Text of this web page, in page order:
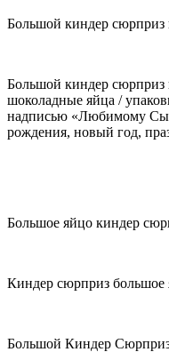
Большой киндер сюрприз
Большой киндер сюрприз
шоколадные яйца /
надписью «Любимому
рождения, новый год,
Большое яйцо киндер
Киндер сюрприз большое
Большой Киндер